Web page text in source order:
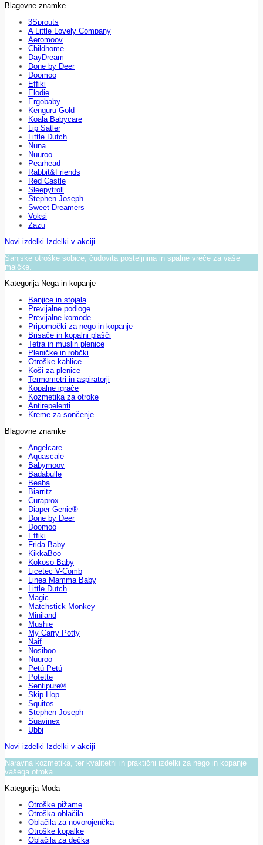
Blagovne znamke
3Sprouts
A Little Lovely Company
Aeromoov
Childhome
DayDream
Done by Deer
Doomoo
Effiki
Elodie
Ergobaby
Kenguru Gold
Koala Babycare
Lip Satler
Little Dutch
Nuna
Nuuroo
Pearhead
Rabbit&Friends
Red Castle
Sleepytroll
Stephen Joseph
Sweet Dreamers
Voksi
Zazu
Novi izdelki Izdelki v akciji
Sanjske otroške sobice, čudovita posteljnina in spalne vreče za vaše
malčke.
Kategorija Nega in kopanje
Banjice in stojala
Previjalne podloge
Previjalne komode
Pripomočki za nego in kopanje
Brisače in kopalni plašči
Tetra in muslin plenice
Pleničke in robčki
Otroške kahlice
Koši za plenice
Termometri in aspiratorji
Kopalne igrače
Kozmetika za otroke
Antirepelenti
Kreme za sončenje
Blagovne znamke
Angelcare
Aquascale
Babymoov
Badabulle
Beaba
Biarritz
Curaprox
Diaper Genie®
Done by Deer
Doomoo
Effiki
Frida Baby
KikkaBoo
Kokoso Baby
Licetec V-Comb
Linea Mamma Baby
Little Dutch
Magic
Matchstick Monkey
Miniland
Mushie
My Carry Potty
Naif
Nosiboo
Nuuroo
Petú Petú
Potette
Sentipure®
Skip Hop
Squitos
Stephen Joseph
Suavinex
Ubbi
Novi izdelki Izdelki v akciji
Naravna kozmetika, ter kvalitetni in praktični izdelki za nego in kopanje
vašega otroka.
Kategorija Moda
Otroške pižame
Otroška oblačila
Oblačila za novorojenčka
Otroške kopalke
Oblačila za dečka